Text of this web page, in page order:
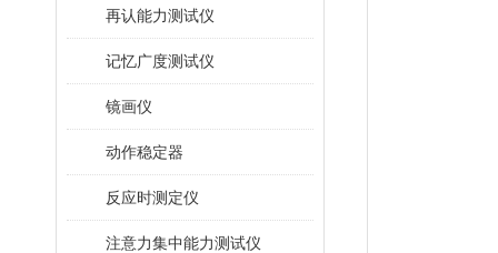
再认能力测试仪
记忆广度测试仪
镜画仪
动作稳定器
反应时测定仪
注意力集中能力测试仪